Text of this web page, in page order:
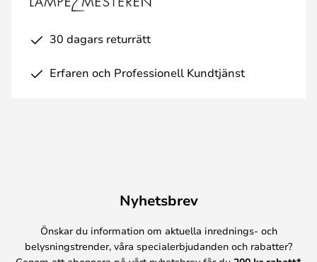
30 dagars returrätt
Erfaren och Professionell Kundtjänst
Nyhetsbrev
Önskar du information om aktuella inrednings- och
belysningstrender, våra specialerbjudanden och rabatter?